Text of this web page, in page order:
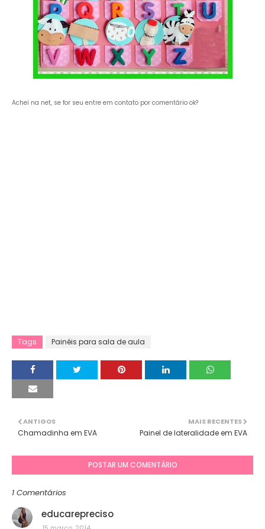
Achei na net, se for seu entre em contato por comentário ok?
Tags Painéis para sala de aula
MAIS RECENTES
Painel de lateralidade em EVA
ANTIGOS
Chamadinha em EVA
POSTAR UM COMENTÁRIO
1 Comentários
educarepreciso